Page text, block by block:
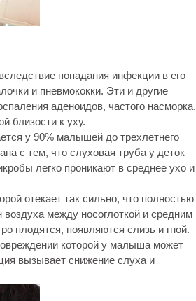
попадания инфекции в его
и пневмококки. Эти и другие
аденоидов, частого насморка,
близости к уху.
у 90% малышей до трехлетнего
с тем, что слуховая труба у деток
легко проникают в среднее ухо и
отекает так сильно, что полностью
воздуха между носоглоткой и средним
плодятся, появляются слизь и гной.
которой у малыша может
вызывает снижение слуха и